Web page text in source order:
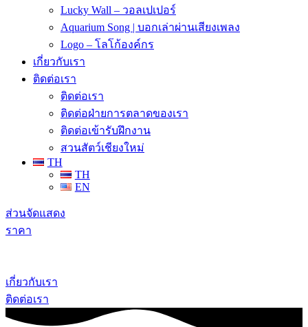
Lucky Wall – วอลเปเปอร์
Aquarium Song | บอกเล่าผ่านเสียงเพลง
Logo – โลโก้องค์กร
เกี่ยวกับเรา
ติดต่อเรา
ติดต่อเรา
ติดต่อฝ่ายการตลาดของเรา
ติดต่อเข้ารับฝึกงาน
สวนสัตว์เชียงใหม่
TH
TH
EN
ส่วนจัดแสดง
ราคา
เกี่ยวกับเรา
ติดต่อเรา